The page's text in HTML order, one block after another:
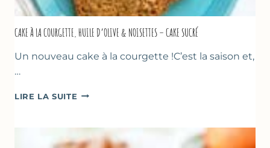
CAKE À LA COURGETTE, HUILE D’OLIVE & NOISETTES – CAKE SUCRÉ
Un nouveau cake à la courgette !C’est la saison et,
…
LIRE LA SUITE CAKE
COURGETTE,
HUILE